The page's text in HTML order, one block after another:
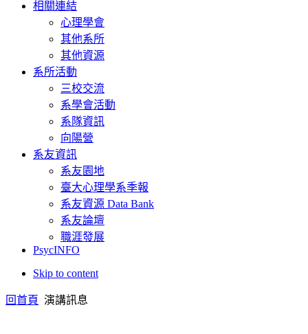
相關連結
心理學會
其他系所
其他資源
系所活動
三校交流
系學會活動
系隊資訊
向陽營
系友資訊
系友園地
臺大心理學系季報
系友資源 Data Bank
系友論壇
職涯發展
PsycINFO
Skip to content
回首頁 演講訊息